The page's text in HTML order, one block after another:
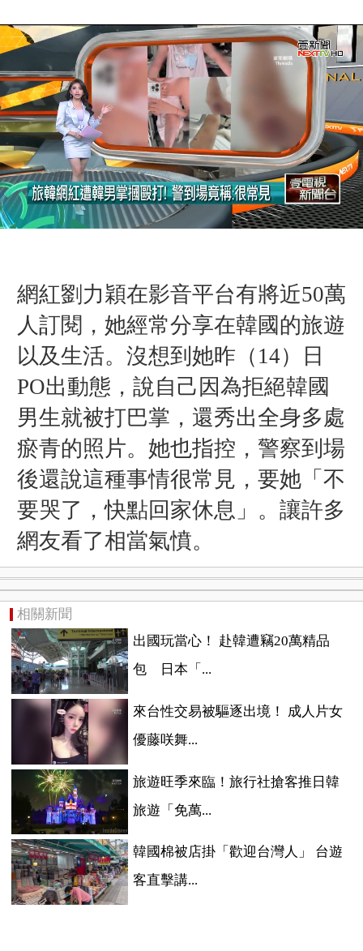
網紅劉力穎在影音平台有將近50萬
人訂閱，她經常分享在韓國的旅遊
以及生活。沒想到她昨（14）日
PO出動態，說自己因為拒絕韓國
男生就被打巴掌，還秀出全身多處
瘀青的照片。她也指控，警察到場
後還說這種事情很常見，要她「不
要哭了，快點回家休息」。讓許多
網友看了相當氣憤。
相關新聞
出國玩當心！ 赴韓遭竊20萬精品
包 日本「...
來台性交易被驅逐出境！ 成人片女
優藤咲舞...
旅遊旺季來臨！旅行社搶客推日韓
旅遊「免萬...
韓國棉被店掛「歡迎台灣人」 台遊
客直擊講...